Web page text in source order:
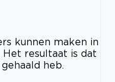
kunnen maken in
Het resultaat is dat
heb.